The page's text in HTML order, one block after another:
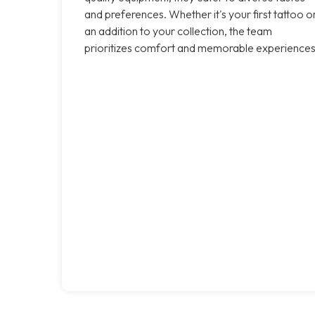
and preferences. Whether it's your first tattoo
an addition to your collection, the team
prioritizes comfort and memorable